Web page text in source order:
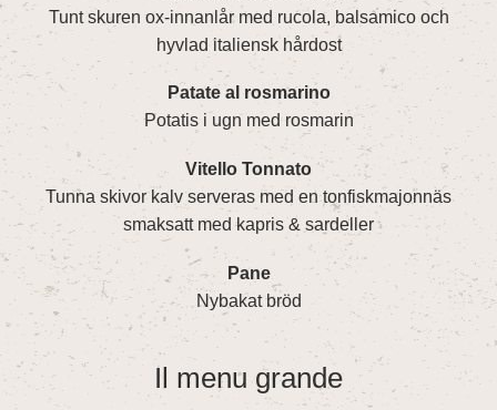
Tunt skuren ox-innanlår med rucola, balsamico och
hyvlad italiensk hårdost
Patate al rosmarino
Potatis i ugn med rosmarin
Vitello Tonnato
Tunna skivor kalv serveras med en tonfiskmajonnäs
smaksatt med kapris & sardeller
Pane
Nybakat bröd
Il menu grande